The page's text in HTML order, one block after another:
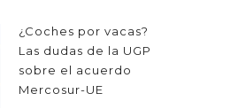
¿Coches por vacas?
Las dudas de la UGP
sobre el acuerdo
Mercosur-UE